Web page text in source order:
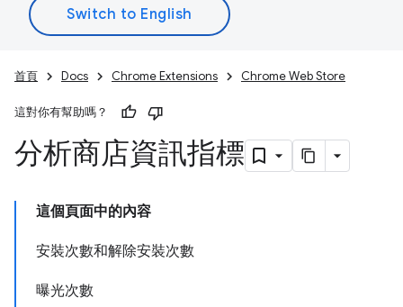
首頁 Docs Chrome Extensions Chrome Web Store
這對你有幫助嗎？
分析商店資訊指標
這個頁面中的內容
安裝次數和解除安裝次數
曝光次數